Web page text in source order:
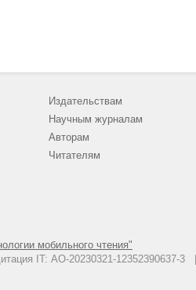
мобильного чтения"
IT: АО-20230321-
Издательствам
Научным журналам
Авторам
Читателям